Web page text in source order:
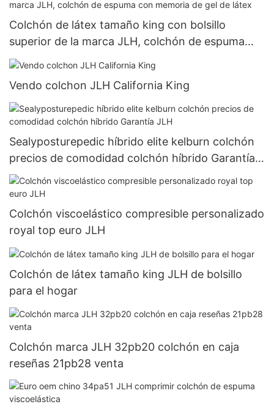
Colchón de látex tamaño king con bolsillo
superior de la marca JLH, colchón de espuma
con memoria de gel de látex
Vendo colchon JLH California King
Sealyposturepedic híbrido elite kelburn colchón
precios de comodidad colchón híbrido Garantía
JLH
Colchón viscoelástico compresible personalizado
royal top euro JLH
Colchón de látex tamaño king JLH de bolsillo
para el hogar
Colchón marca JLH 32pb20 colchón en caja
reseñas 21pb28 venta